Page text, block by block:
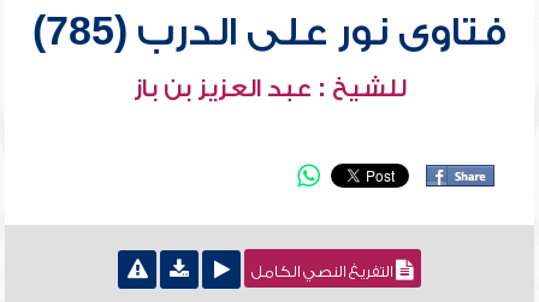
فتاوى نور على الدرب (785)
للشيخ : عبد العزيز بن باز
التفريغ النصي الكامل